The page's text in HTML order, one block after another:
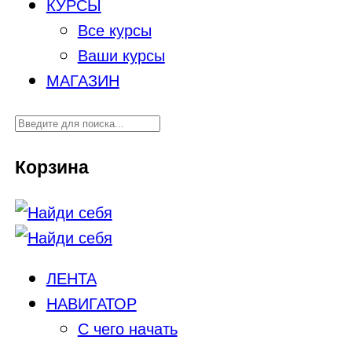
Все курсы
Ваши курсы
МАГАЗИН
Корзина
ЛЕНТА
НАВИГАТОР
С чего начать